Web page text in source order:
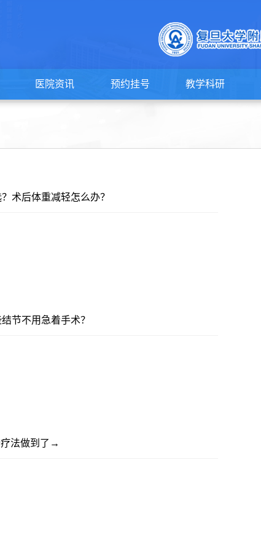
医院资讯 预约挂号 教学科研
术后体重减轻怎么办？
节不用急着手术？
疗法做到了→